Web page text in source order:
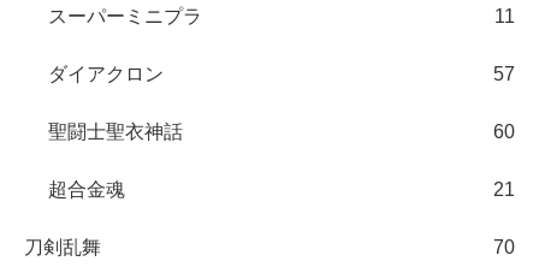
スーパーミニプラ 11
ダイアクロン 57
聖闘士聖衣神話 60
超合金魂 21
刀剣乱舞 70